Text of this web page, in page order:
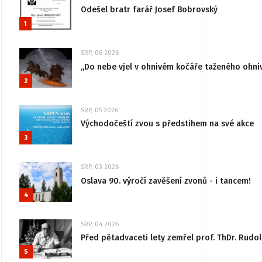
1
Odešel bratr farář Josef Bobrovský
2
SRP, 06 2026
„Do nebe vjel v ohnivém kočáře taženého
3
SRP, 05 2026
Východočeští zvou s předstihem na své akce
4
SRP, 03 2026
Oslava 90. výročí zavěšení zvonů - i tancem!
5
SRP, 04 2026
Před pětadvaceti lety zemřel prof. ThDr.